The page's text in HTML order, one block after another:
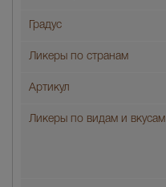
Градус
Ликеры по странам
Артикул
Ликеры по видам и вкусам